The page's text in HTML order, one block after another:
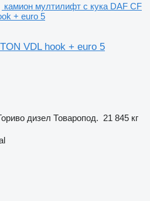
камион мултилифт с кука DAF CF
+ euro 5
VDL hook + euro 5
дизел Товаропод. 21 845 кг